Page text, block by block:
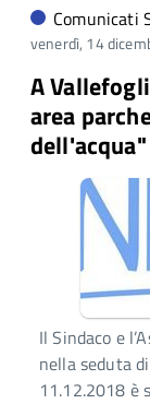
Comunicati
venerdì, 14
A
area
dell'acqua"
Il Sindaco e
nella seduta
11.12.2018 è